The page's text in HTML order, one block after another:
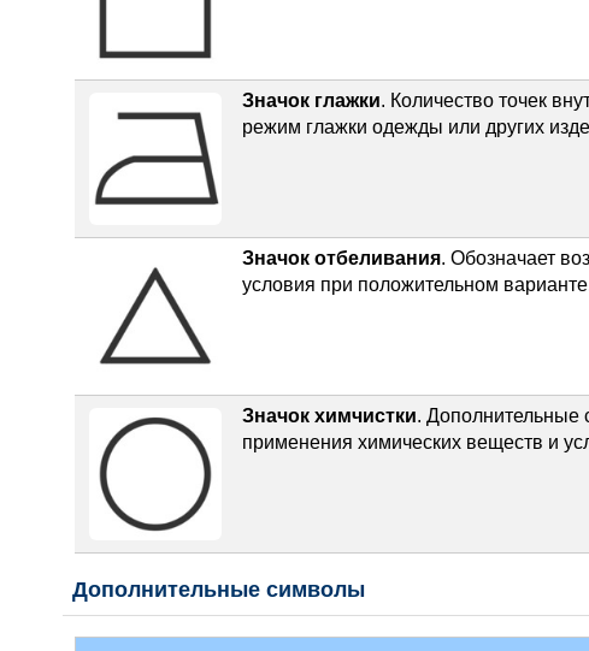
Значок глажки. Количество точек
режим глажки одежды или других
Значок отбеливания. Обозначает
условия при положительном
Значок химчистки. Дополнительные
применения химических веществ и
Дополнительные символы